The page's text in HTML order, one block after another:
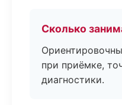
Сколько
при приёмке,
диагностики.